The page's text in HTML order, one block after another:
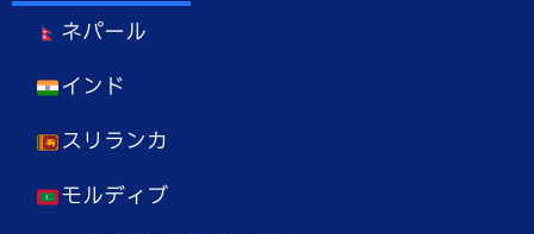
ネパール
インド
スリランカ
モルディブ